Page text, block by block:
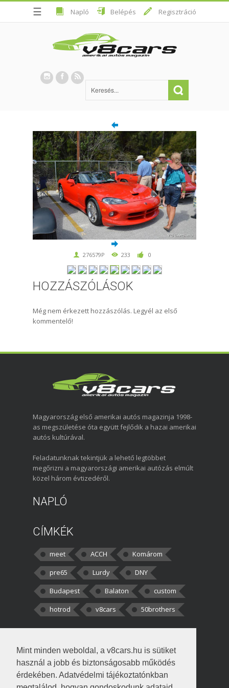
Mint minden weboldal, a v8cars.hu is sütiket
használ a jobb és biztonságosabb működés
érdekében. Adatvédelmi tájékoztatónkban
☰ Napló Belépés Regisztráció
276579P 233 0
HOZZÁSZÓLÁSOK
Még nem érkezett hozzászólás. Legyél az első
kommentelő!
Magyarország első amerikai autós magazinja 1998-
as megszületése óta együtt fejlődik a hazai amerikai
autós kultúrával.
Feladatunknak tekintjük a lehető legtöbbet
megőrizni a magyarországi amerikai autózás elmúlt
közel három évtizedéről.
NAPLÓ
CÍMKÉK
meet ACCH
Komárom
pre65
Lurdy
DNY
Budapest
Balaton
custom
hotrod
v8cars 50brothers
kortisz:Elszúrtam! Én csak két
darabbaal számoltam. Nem tudtam, hogy fél autót,